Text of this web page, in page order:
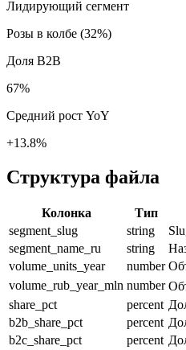
Лидирующий сегмент
Розы в колбе (32%)
Доля B2B
67%
Средний рост YoY
+13.8%
Структура файла
Колонка Тип
segment_slug
string
segment_name_ru
string
volume_units_year
number
volume_rub_year_mln number
share_pct
percent
b2b_share_pct
percent
b2c_share_pct
percent